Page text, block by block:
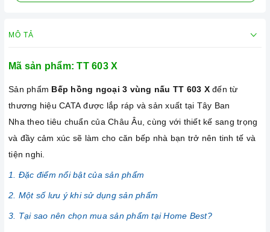
MÔ TẢ
Mã sản phẩm: TT 603 X
Sản phẩm Bếp hồng ngoại 3 vùng nấu TT 603 X đến từ
thương hiệu CATA được lắp ráp và sản xuất tại Tây Ban
Nha theo tiêu chuẩn của Châu Âu, cùng với thiết kế sang trọng
và đầy cảm xúc sẽ làm cho căn bếp nhà bạn trở nên tinh tế và
tiện nghi.
1. Đặc điểm nổi bật của sản phẩm
2. Một số lưu ý khi sử dụng sản phẩm
3. Tại sao nên chọn mua sản phẩm tại Home Best?